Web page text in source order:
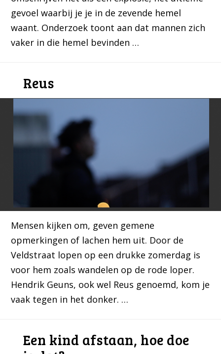
gevoel waarbij je je in de zevende hemel
waant. Onderzoek toont aan dat mannen zich
vaker in die hemel bevinden …
Reus
Mensen kijken om, geven gemene
opmerkingen of lachen hem uit. Door de
Veldstraat lopen op een drukke zomerdag is
voor hem zoals wandelen op de rode loper.
Hendrik Geuns, ook wel Reus genoemd, kom je
vaak tegen in het donker. …
Een kind afstaan, hoe doe